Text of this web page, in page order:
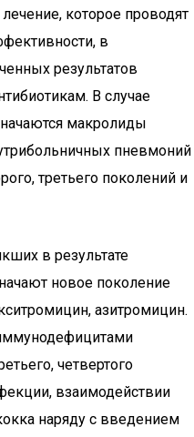
которое проводят
в
результатов
В случае
макролиды
пневмоний
третьего поколений и
в результате
новое поколение
азитромицин.
четвертого
взаимодействии
наряду с введением